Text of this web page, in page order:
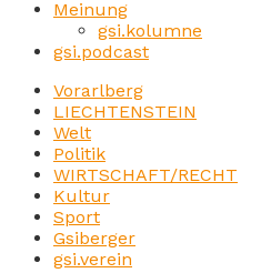
Meinung
gsi.kolumne
gsi.podcast
Vorarlberg
LIECHTENSTEIN
Welt
Politik
WIRTSCHAFT/RECHT
Kultur
Sport
Gsiberger
gsi.verein